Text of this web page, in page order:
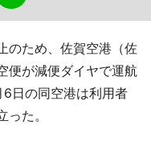
のため、佐賀空港（佐
便が減便ダイヤで運航
日の同空港は利用者
た。